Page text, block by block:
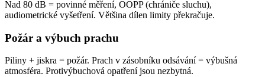
Nad 80 dB = povinné měření, OOPP (chrániče sluchu),
audiometrické vyšetření. Většina dílen limity překračuje.
Požár a výbuch prachu
Piliny + jiskra = požár. Prach v zásobníku odsávání = výbušná
atmosféra. Protivýbuchová opatření jsou nezbytná.